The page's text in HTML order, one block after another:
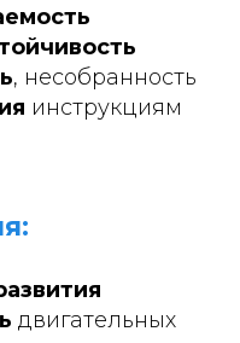
, несобранность
инструкциям
двигательных